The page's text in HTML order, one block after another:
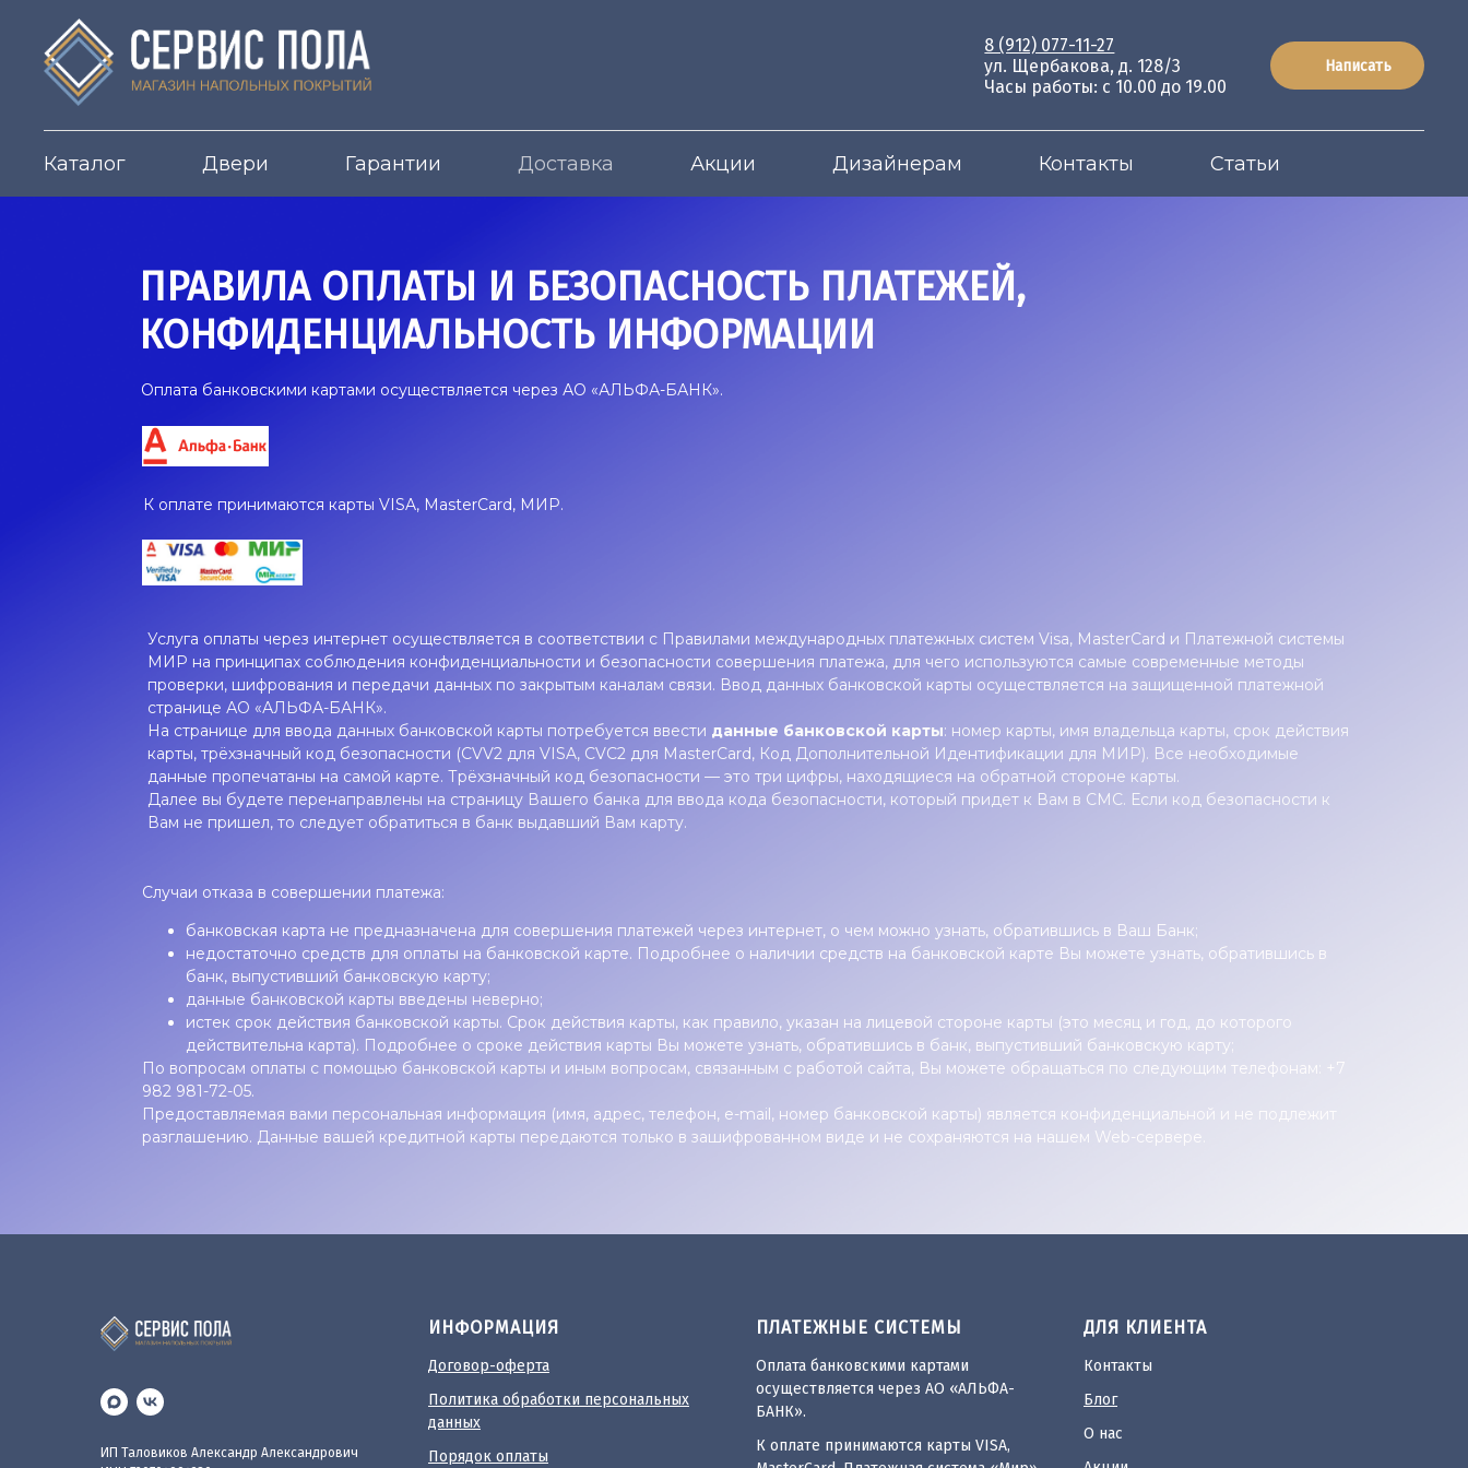
8 (912) 077-11-27
ул. Щербакова, д. 128/3
Часы работы: с 10.00 до 19.00
Написать
Каталог Двери Гарантии Доставка Акции Дизайнерам Контакты Статьи
ПРАВИЛА ОПЛАТЫ И БЕЗОПАСНОСТЬ ПЛАТЕЖЕЙ,
КОНФИДЕНЦИАЛЬНОСТЬ ИНФОРМАЦИИ
Услуга оплаты через интернет осуществляется в соответствии с Правилами международных платежных систем Visa, MasterCard и Платежной системы
МИР на принципах соблюдения конфиденциальности и безопасности совершения платежа, для чего используются самые современные методы
проверки, шифрования и передачи данных по закрытым каналам связи. Ввод данных банковской карты осуществляется на защищенной платежной
странице АО «АЛЬФА-БАНК».
На странице для ввода данных банковской карты потребуется ввести данные банковской карты: номер карты, имя владельца карты, срок действия
карты, трёхзначный код безопасности (CVV2 для VISA, CVC2 для MasterCard, Код Дополнительной Идентификации для МИР). Все необходимые
данные пропечатаны на самой карте. Трёхзначный код безопасности — это три цифры, находящиеся на обратной стороне карты.
Далее вы будете перенаправлены на страницу Вашего банка для ввода кода безопасности, который придет к Вам в СМС. Если код безопасности к
Вам не пришел, то следует обратиться в банк выдавший Вам карту.
Случаи отказа в совершении платежа:
банковская карта не предназначена для совершения платежей через интернет, о чем можно узнать, обратившись в Ваш Банк;
недостаточно средств для оплаты на банковской карте. Подробнее о наличии средств на банковской карте Вы можете узнать, обратившись в
банк, выпустивший банковскую карту;
данные банковской карты введены неверно;
истек срок действия банковской карты. Срок действия карты, как правило, указан на лицевой стороне карты (это месяц и год, до которого
действительна карта). Подробнее о сроке действия карты Вы можете узнать, обратившись в банк, выпустивший банковскую карту;
По вопросам оплаты с помощью банковской карты и иным вопросам, связанным с работой сайта, Вы можете обращаться по следующим телефонам: +7
982 981-72-05.
Предоставляемая вами персональная информация (имя, адрес, телефон, e-mail, номер банковской карты) является конфиденциальной и не подлежит
разглашению. Данные вашей кредитной карты передаются только в зашифрованном виде и не сохраняются на нашем Web-сервере.
Оплата банковскими картами осуществляется через АО «АЛЬФА-БАНК».
К оплате принимаются карты VISA, MasterCard, МИР.
ИП Таловиков Александр Александрович
ИНФОРМАЦИЯ
Договор-оферта
Политика обработки персональных
данных
Порядок оплаты
ПЛАТЕЖНЫЕ СИСТЕМЫ
Оплата банковскими картами
осуществляется через АО «АЛЬФА-
БАНК».
К оплате принимаются карты VISA,
ДЛЯ КЛИЕНТА
Контакты
Блог
О нас